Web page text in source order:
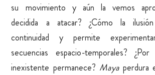
su movimiento y aún la vemos
decidida a atacar? ¿Cómo la
continuidad y permite
secuencias espacio-temporales?
inexistente permanece? Mayaperdura